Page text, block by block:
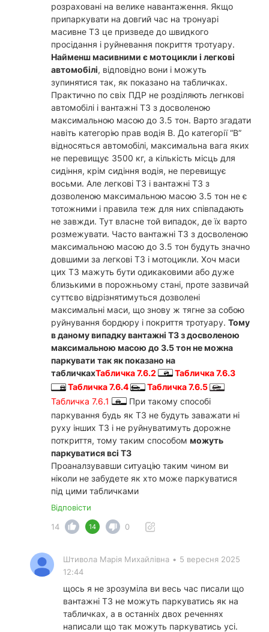
розраховані на велике навантаження. Якщо
припаркувати на довгий час на тронуарі
масивне ТЗ це призведе до швидкого
просідання і руйневання покриття тротуару.
Найменш масивними є мотоцикли і легкові
автомобілі, відповідно вони і можуть
зупинятися так, як показано на табличках.
Практично по свіх ПДР не розділяють легнкові
автомобілі і вантажні ТЗ з досволеною
максимальною масою до 3.5 тон. Варто згадати
навіть категорію прав водія В. До категорії “В”
відносяться автомобілі, максимальна вага яких
не перевищує 3500 кг, а кількість місць для
сидіння, крім сидіння водія, не перевищує
восьми. Але легкові ТЗ і вантажні ТЗ з
дозволеною максимальною масою 3.5 тон не є
тотожними і правила теж для них співпадають
не завжди. Тут власне той випадок, де їх варто
розмежувати. Часто вантажні ТЗ з досволеною
максимальною масою до 3.5 тон будуть значно
довшими за легкові ТЗ і мотоцикли. Хоч маси
цих ТЗ мажуть бути одикаковими або дуже
близькими в порожньому стані, проте зазвичай
суттєво відрізнятимуться дозволені
максимальні маси, що знову ж тягне за собою
руйнування бордюру і покриття тротуару. Тому
в даному випадку вантажні ТЗ з досволеною
максимальною масою до 3.5 тон не можна
паркувати так як показано на
табличкахТабличка 7.6.2
Табличка 7.6.3
Табличка 7.6.4
Табличка 7.6.5
Табличка 7.6.1
При такому способі
паркування будь як ТЗ не будуть заважати ні
руху інших ТЗ і не руйнуватимуть дорожне
поткриття, тому таким способом можуть
паркуватися всі ТЗ
Проаналзувавши ситуацію таким чином ви
ніколи не забудете як хто може паркуватися
під цими табличками
Відповісти
14
14 0
Штивола Марія Михайлівна • 5 вересня 2025
12:44
щось я не зрозуміла ви весь час писали що
вантажні ТЗ не можуть паркуватись як на
табличках, а в останніх двох реченнях
написали що так можуть паркуватись усі.